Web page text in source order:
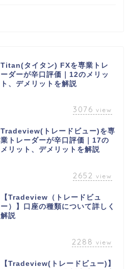
Titan(タイタン) FXを専業トレ
ーダーが辛口評価｜12のメリッ
ト、デメリットを解説
3076 view
Tradeview(トレードビュー)を専
業トレーダーが辛口評価｜17の
メリット、デメリットを解説
2652 view
【Tradeview（トレードビュ
ー）】口座の種類について詳しく
解説
2288 view
【Tradeview(トレードビュー)】